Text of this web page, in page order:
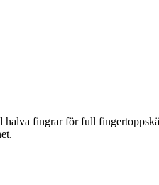
fingrar för full